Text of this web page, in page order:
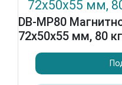
DB-MP80
72x50x55 мм, 80 кг